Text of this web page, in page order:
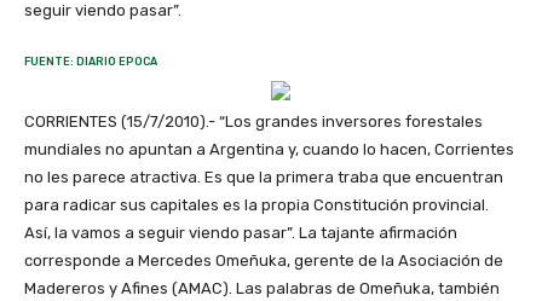
seguir viendo pasar”.
FUENTE: DIARIO EPOCA
CORRIENTES (15/7/2010).- “Los grandes inversores forestales
mundiales no apuntan a Argentina y, cuando lo hacen, Corrientes
no les parece atractiva. Es que la primera traba que encuentran
para radicar sus capitales es la propia Constitución provincial.
Así, la vamos a seguir viendo pasar”. La tajante afirmación
corresponde a Mercedes Omeñuka, gerente de la Asociación de
Madereros y Afines (AMAC). Las palabras de Omeñuka, también